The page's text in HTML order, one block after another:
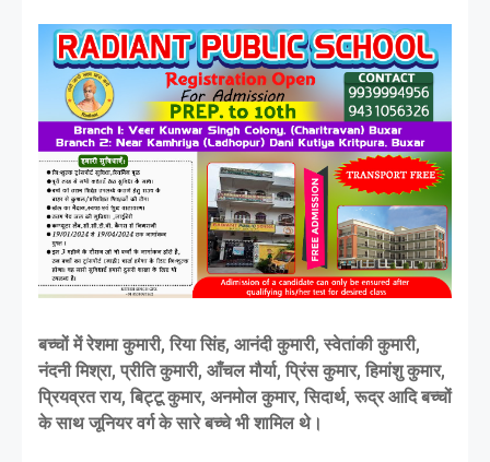
बच्चों में रेशमा कुमारी, रिया सिंह, आनंदी कुमारी, स्वेतांकी कुमारी,
नंदनी मिश्रा, प्रीति कुमारी, आँचल मौर्या, प्रिंस कुमार, हिमांशु कुमार,
प्रियव्रत राय, बिट्टू कुमार, अनमोल कुमार, सिदार्थ, रूद्र आदि बच्चों
के साथ जूनियर वर्ग के सारे बच्चे भी शामिल थे।